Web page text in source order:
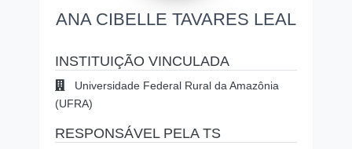
ANA CIBELLE TAVARES LEAL
INSTITUIÇÃO VINCULADA
Universidade Federal Rural da Amazônia
(UFRA)
RESPONSÁVEL PELA TS